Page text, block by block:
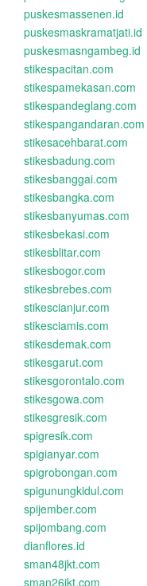
puskesmassenen.id
puskesmaskramatjati.id
puskesmasngambeg.id
stikespacitan.com
stikespamekasan.com
stikespandeglang.com
stikespangandaran.com
stikesacehbarat.com
stikesbadung.com
stikesbanggai.com
stikesbangka.com
stikesbanyumas.com
stikesbekasi.com
stikesblitar.com
stikesbogor.com
stikesbrebes.com
stikescianjur.com
stikesciamis.com
stikesdemak.com
stikesgarut.com
stikesgorontalo.com
stikesgowa.com
stikesgresik.com
spigresik.com
spigianyar.com
spigrobongan.com
spigunungkidul.com
spijember.com
spijombang.com
dianflores.id
sman48jkt.com
sman26jkt.com